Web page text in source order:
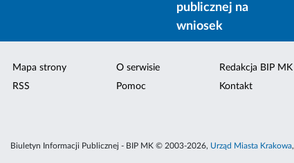
publicznej na
wniosek
Mapa strony
RSS
O serwisie
Pomoc
Redakcja BIP MK
Kontakt
Biuletyn Informacji Publicznej - BIP MK © 2003-2026, Urząd Miasta Krakowa,